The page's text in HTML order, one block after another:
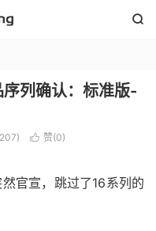

列确认：标准版-
 赞(0)
官宣，跳过了16系列的